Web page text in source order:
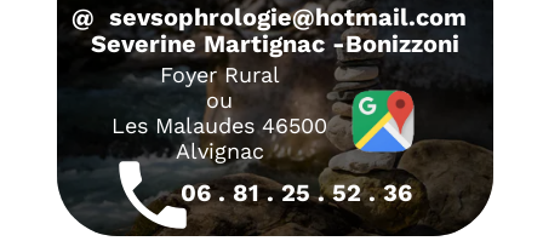
Severine Martignac -Bonizzoni
local_phone06 . 81 . 25 . 52 . 36
Foyer Rural
ou
Les Malaudes 46500
Alvignac
@ sevsophrologie@hotmail.com